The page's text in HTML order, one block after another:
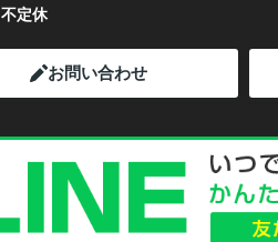
不定休
お問い合わせ